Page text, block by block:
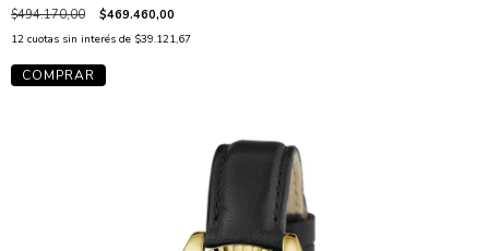
$494.170,00 $469.460,00
12 cuotas sin interés de $39.121,67